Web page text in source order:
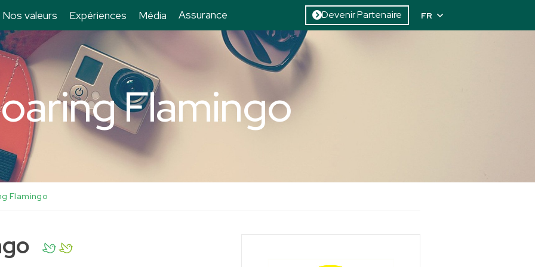
Nos valeurs Expériences Média Assurance Devenir Partenaire FR
Flamingo
Flamingo